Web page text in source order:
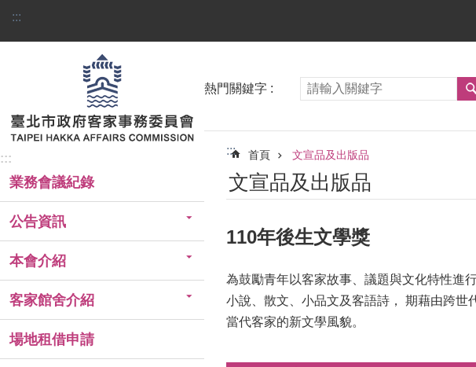
跳到主要內容區塊
:::
:::
業務會議紀錄
公告資訊
本會介紹
客家館舍介紹
場地租借申請
熱門關鍵字
::: 首頁 文宣品及出版品
文宣品及出版品
110年後生文學獎
為鼓勵青年以客家故事、議題與文化特性進
小說、散文、小品文及客語詩， 期藉由跨
當代客家的新文學風貌。